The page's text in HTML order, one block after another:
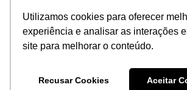
Utilizamos cookies para oferecer
experiência e analisar as interações
site para melhorar o conteúdo.
Recusar Cookies Aceitar